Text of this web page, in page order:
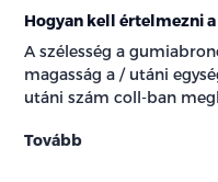
Hogyan kell értelmezni
A szélesség a
magasság a / utáni
utáni szám coll-ban
Tovább